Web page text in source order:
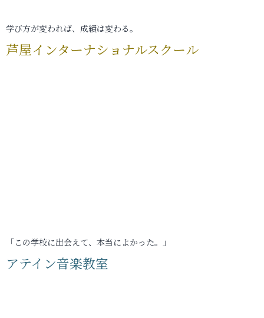
学び方が変われば、成績は変わる。
芦屋インターナショナルスクール
「この学校に出会えて、本当によかった。」
アテイン音楽教室